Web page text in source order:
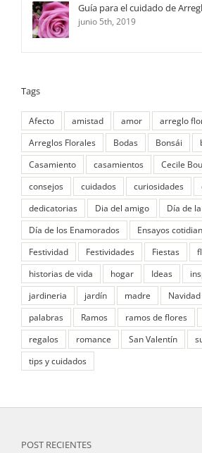
Guía para el cuidado de
junio 5th, 2019
Tags
Afecto amistad amor
arreglo
Arreglos Florales
Bodas Bonsái
Casamiento
casamientos Cecile
consejos
cuidados curiosidades
dedicatorias
Dia del amigo
Día de
Día de los Enamorados
Ensayos
Festividad
Festividades Fiestas
historias de vida
hogar Ideas
jardineria
jardín madre Navidad
palabras
Ramos ramos de flores
regalos
romance San Valentín
tips y cuidados
POST RECIENTES